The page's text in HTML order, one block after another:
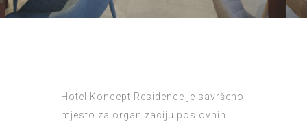
Hotel Koncept Residence je savršeno
mjesto za organizaciju poslovnih